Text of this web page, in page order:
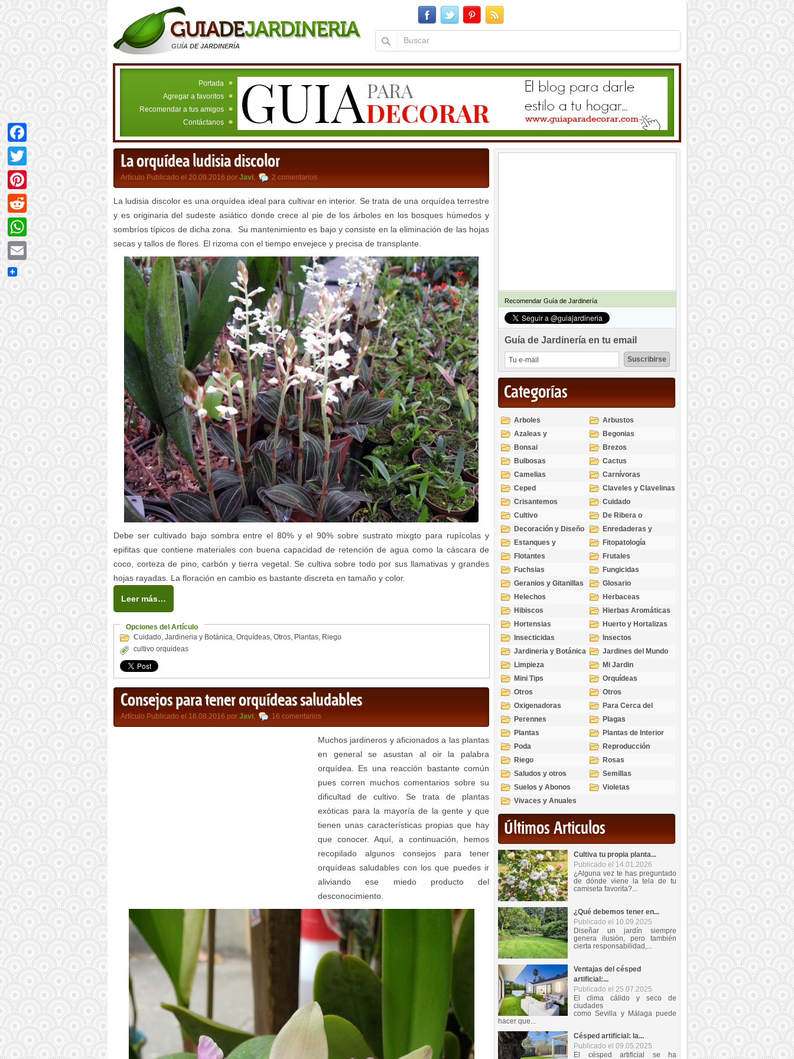
GUÍA DE JARDINERÍA
Portada
Agregar a favoritos
Recomendar a tus amigos
Contáctanos
La orquídea ludisia discolor
Artículo Publicado el 20.09.2016 por Javi, 2 comentarios
La ludisia discolor es una orquídea ideal para cultivar en interior. Se trata de una orquídea terrestre
y es originaria del sudeste asiático donde crece al pie de los árboles en los bosques húmedos y
sombríos típicos de dicha zona. Su mantenimiento es bajo y consiste en la eliminación de las hojas
secas y tallos de flores. El rizoma con el tiempo envejece y precisa de transplante.
Debe ser cultivado bajo sombra entre el 80% y el 90% sobre sustrato mixgto para rupícolas y
epifitas que contiene materiales con buena capacidad de retención de agua como la cáscara de
coco, corteza de pino, carbón y tierra vegetal. Se cultiva sobre todo por sus llamativas y grandes
hojas rayadas. La floración en cambio es bastante discreta en tamaño y color.
Leer más…
Opciones del Artículo
Cuidado, Jardineria y Botánica, Orquídeas, Otros, Plantas, Riego
cultivo orquideas
Consejos para tener orquídeas saludables
Artículo Publicado el 16.08.2016 por Javi, 16 comentarios
Muchos jardineros y aficionados a las plantas
en general se asustan al oir la palabra
orquídea. Es una reacción bastante común
pues corren muchos comentarios sobre su
dificultad de cultivo. Se trata de plantas
exóticas para la mayoría de la gente y que
tienen unas características propias que hay
que conocer. Aquí, a continuación, hemos
recopilado algunos consejos para tener
orquídeas saludables con los que puedes ir
aliviando ese miedo producto del
desconocimiento.
Recomendar Guía de Jardinería
Guía de Jardinería en tu email
Categorías
Arboles
Arbustos
Azaleas y
Rododendros
Begonias
Bonsai
Brezos
Bulbosas
Cactus
Camelias
Carnívoras
Ceped
Claveles y Clavelinas
Crisantemos
Cuidado
Cultivo
De Ribera o
Palustres
Decoración y Diseño
Enredaderas y
cubresuelos
Estanques y
Acuáticas
Fitopatología
Flotantes
Frutales
Fuchsias
Fungicidas
Geranios y Gitanillas
Glosario
Helechos
Herbaceas
Hibiscos
Hierbas Aromáticas
Hortensias
Huerto y Hortalizas
Insecticidas
Insectos
Jardineria y Botánica
Jardines del Mundo
Limpieza
Mi Jardin
Mini Tips
Orquídeas
Otros
Otros
Oxigenadoras
Para Cerca del
Estanque
Perennes
Plagas
Plantas
Plantas de Interior
Poda
Reproducción
Riego
Rosas
Saludos y otros
temas
Semillas
Suelos y Abonos
Violetas
Vivaces y Anuales
Últimos Articulos
Cultiva tu propia planta...
Publicado el 14.01.2026
¿Alguna vez te has preguntado
de dónde viene la tela de tu
camiseta favorita?...
¿Qué debemos tener en...
Publicado el 10.09.2025
Diseñar un jardín siempre
genera ilusión, pero también
cierta responsabilidad,...
Ventajas del césped
artificial:...
Publicado el 25.07.2025
El clima cálido y seco de
ciudades
como Sevilla y Málaga puede
hacer que...
Césped artificial: la...
Publicado el 09.05.2025
El césped artificial se ha
Facebook
Twitter
Pinterest
Reddit
WhatsApp
Email